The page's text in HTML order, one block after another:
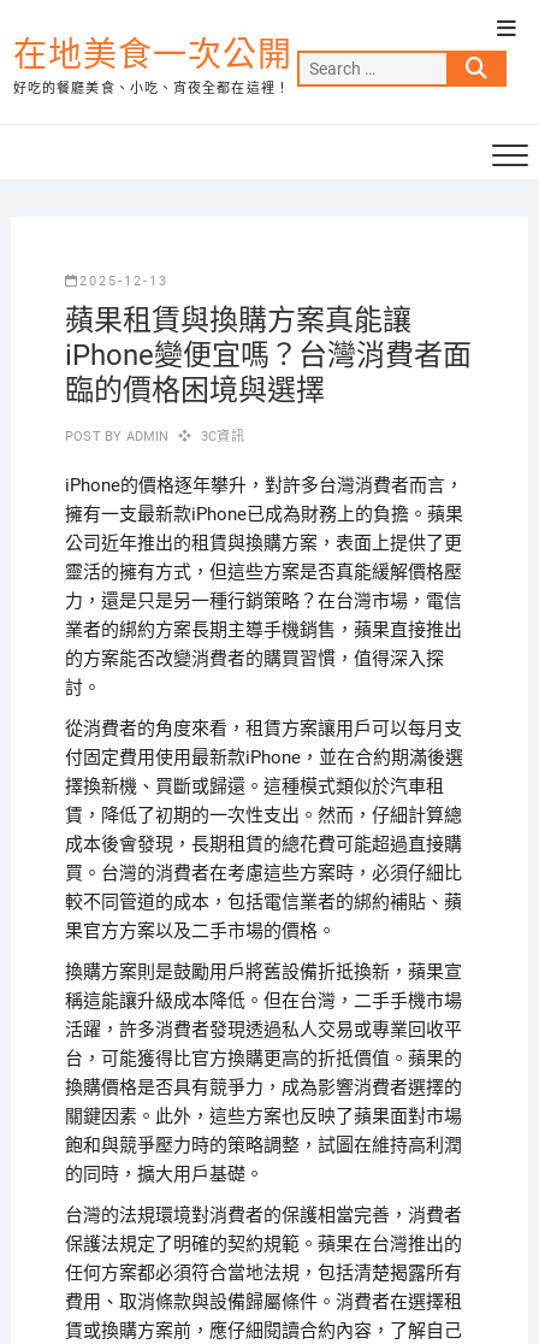
to
content
在地美食一次公開
好吃的餐廳美食、小吃、宵夜全都在這裡！
Search
…
2025-12-13
蘋果租賃與換購方案真能讓
iPhone變便宜嗎？台灣消費者面
臨的價格困境與選擇
POST BY ADMIN 3C資訊
iPhone的價格逐年攀升，對許多台灣消費者而言，
擁有一支最新款iPhone已成為財務上的負擔。蘋果
公司近年推出的租賃與換購方案，表面上提供了更
靈活的擁有方式，但這些方案是否真能緩解價格壓
力，還是只是另一種行銷策略？在台灣市場，電信
業者的綁約方案長期主導手機銷售，蘋果直接推出
的方案能否改變消費者的購買習慣，值得深入探
討。
從消費者的角度來看，租賃方案讓用戶可以每月支
付固定費用使用最新款iPhone，並在合約期滿後選
擇換新機、買斷或歸還。這種模式類似於汽車租
賃，降低了初期的一次性支出。然而，仔細計算總
成本後會發現，長期租賃的總花費可能超過直接購
買。台灣的消費者在考慮這些方案時，必須仔細比
較不同管道的成本，包括電信業者的綁約補貼、蘋
果官方方案以及二手市場的價格。
換購方案則是鼓勵用戶將舊設備折抵換新，蘋果宣
稱這能讓升級成本降低。但在台灣，二手手機市場
活躍，許多消費者發現透過私人交易或專業回收平
台，可能獲得比官方換購更高的折抵價值。蘋果的
換購價格是否具有競爭力，成為影響消費者選擇的
關鍵因素。此外，這些方案也反映了蘋果面對市場
飽和與競爭壓力時的策略調整，試圖在維持高利潤
的同時，擴大用戶基礎。
台灣的法規環境對消費者的保護相當完善，消費者
保護法規定了明確的契約規範。蘋果在台灣推出的
任何方案都必須符合當地法規，包括清楚揭露所有
費用、取消條款與設備歸屬條件。消費者在選擇租
賃或換購方案前，應仔細閱讀合約內容，了解自己